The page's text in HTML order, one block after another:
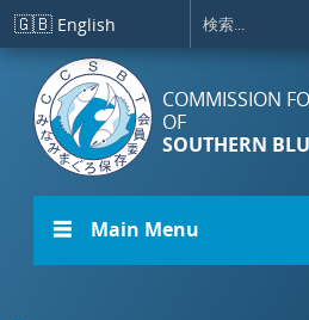
メインコンテンツに移動
🇬🇧 English
COMMISSION
OF
SOUTHERN
☰ Main Menu